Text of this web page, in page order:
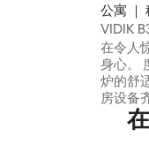
公寓 ｜
VIDIK
在令人
身心。
炉的舒
房设备
二间
有带